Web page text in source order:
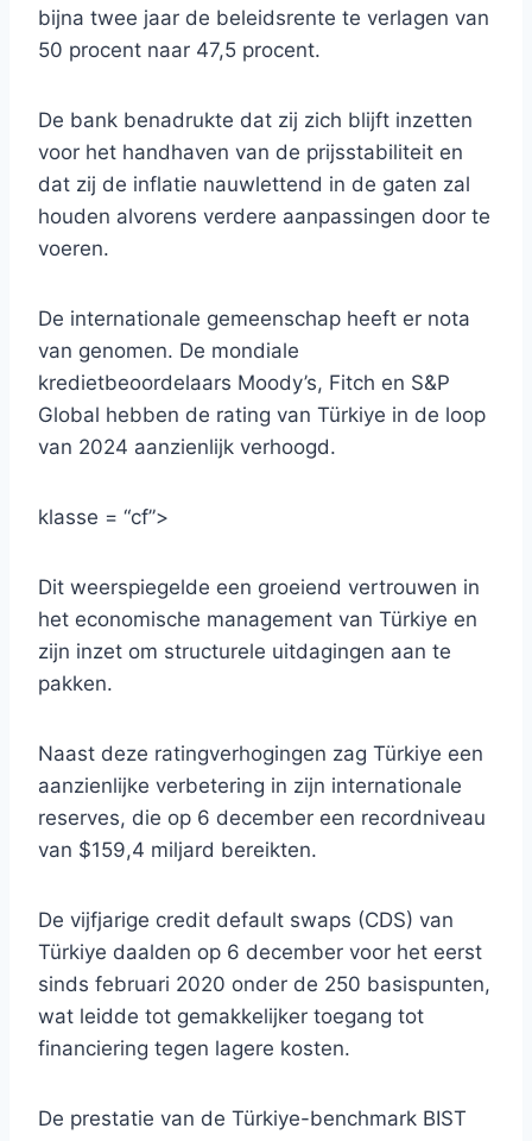
bijna twee jaar de beleidsrente te verlagen van
50 procent naar 47,5 procent.
De bank benadrukte dat zij zich blijft inzetten
voor het handhaven van de prijsstabiliteit en
dat zij de inflatie nauwlettend in de gaten zal
houden alvorens verdere aanpassingen door te
voeren.
De internationale gemeenschap heeft er nota
van genomen. De mondiale
kredietbeoordelaars Moody’s, Fitch en S&P
Global hebben de rating van Türkiye in de loop
van 2024 aanzienlijk verhoogd.
klasse = “cf”>
Dit weerspiegelde een groeiend vertrouwen in
het economische management van Türkiye en
zijn inzet om structurele uitdagingen aan te
pakken.
Naast deze ratingverhogingen zag Türkiye een
aanzienlijke verbetering in zijn internationale
reserves, die op 6 december een recordniveau
van $159,4 miljard bereikten.
De vijfjarige credit default swaps (CDS) van
Türkiye daalden op 6 december voor het eerst
sinds februari 2020 onder de 250 basispunten,
wat leidde tot gemakkelijker toegang tot
financiering tegen lagere kosten.
De prestatie van de Türkiye-benchmark BIST